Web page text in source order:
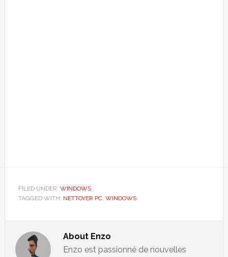
FILED UNDER: WINDOWS
TAGGED WITH: NETTOYER PC, WINDOWS
About Enzo
Enzo est passionné de nouvelles